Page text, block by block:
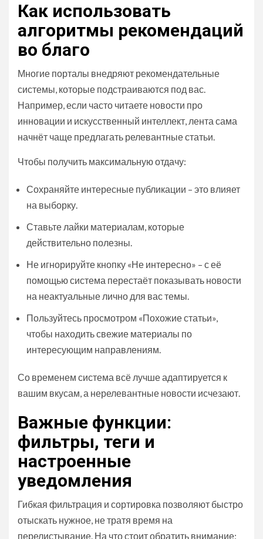
Как использовать
алгоритмы рекомендаций
во благо
Многие порталы внедряют рекомендательные
системы, которые подстраиваются под вас.
Например, если часто читаете новости про
инновации и искусственный интеллект, лента сама
начнёт чаще предлагать релевантные статьи.
Чтобы получить максимальную отдачу:
Сохраняйте интересные публикации – это влияет
на выборку.
Ставьте лайки материалам, которые
действительно полезны.
Не игнорируйте кнопку «Не интересно» – с её
помощью система перестаёт показывать новости
на неактуальные лично для вас темы.
Пользуйтесь просмотром «Похожие статьи»,
чтобы находить свежие материалы по
интересующим направлениям.
Со временем система всё лучше адаптируется к
вашим вкусам, а нерелевантные новости исчезают.
Важные функции:
фильтры, теги и
настроенные
уведомления
Гибкая фильтрация и сортировка позволяют быстро
отыскать нужное, не тратя время на
перелистывание. На что стоит обратить внимание: